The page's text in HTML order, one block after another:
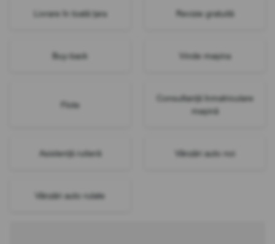
Livrare în toată țara Revizie gratuită
Buy-back Vinde mașina
Flote
Consultanță înmatriculare
mașină
Asistență rutieră Vânzări auto noi
Vânzări auto rulate